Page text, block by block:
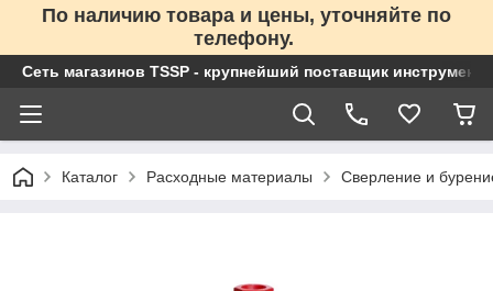
По наличию товара и цены, уточняйте по
телефону.
Сеть магазинов TSSP - крупнейший поставщик
Каталог Расходные материалы Сверление и